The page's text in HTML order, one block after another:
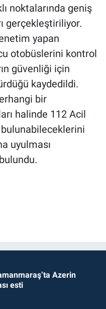
noktalarında geniş
gerçekleştiriliyor.
yapan
otobüslerini kontrol
güvenliği için
kaydedildi.
bir
halinde 112 Acil
bulunabileceklerini
uyulması
Azerin
esti